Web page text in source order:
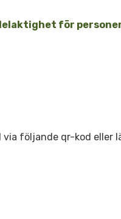
för
följande qr-kod eller